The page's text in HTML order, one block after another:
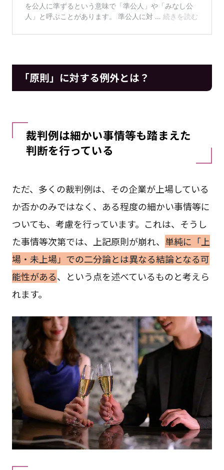
「原則」に対する例外とは？
裁判例は細かい事情等も踏まえた
判断を行っている
ただ、多くの裁判例は、その企業が上場している
か否かのみではなく、ある程度の細かい事情等に
ついても、考慮を行っています。これは、そうし
た事情等次第では、上記原則が崩れ、 単純に「上
場・未上場」での二分論とは異なる結論となる可
能性がある、という点を述べているものと考えら
れます。